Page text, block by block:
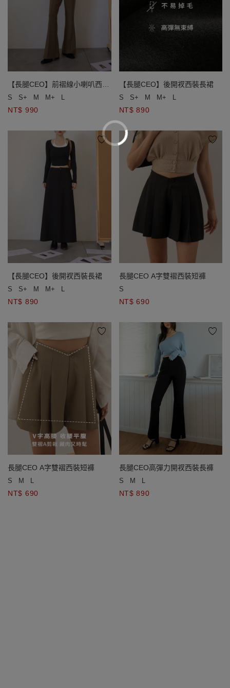
【長腿CEO】前褶線小喇叭西裝
長褲
S S+ M M+ L
NT$ 990
【長腿CEO】後開衩西裝長裙
S S+ M M+ L
NT$ 890
【長腿CEO】後開衩西裝長裙
S S+ M M+ L
NT$ 890
長腿CEO A字雙褶西裝短褲
S
NT$ 690
長腿CEO A字雙褶西裝短褲
S M L
NT$ 690
長腿CEO高彈力開衩西裝長褲
S M
NT$ 890